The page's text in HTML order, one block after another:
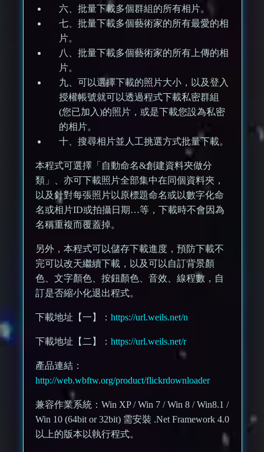
六、批量下載多個群組的所有相片。
七、批量下載多個藝術家的所有最愛的相
片。
八、批量下載多個藝術家的所有上傳的相
片。
九、可以選擇下載的照片大小，以及登入
授權帳號就可以透過程式下載私密群組
(您已加入)的照片，或是下載您設為私密
的相片。
十、搜尋相片並人工挑選方式批量下載。
本程式可選擇「自動命名&創建資料夾做分
類」、亦可下載照片全部集中在同個資料夾，
以及針對每張照片以原標題命名或以數字化命
名或相片ID或拍攝日期…等，下載時不會因為
名稱重複而覆蓋掉。
另外，本程式可以儲存下載進度，預防下載不
完可以改天繼續下載，以及可以自訂背景顏
色、文字顏色、按鈕顏色、音效、線程數，自
訂是否縮小化退出程式。
下載地址【一】：https://url.weils.net/n
下載地址【二】：https://url.weils.net/r
產品連結：
http://web.wbftw.org/product/flickrdownloader
兼容作業系統：Win XP / Win 7 / Win 8 / Win8.1 /
Win 10 (64bit or 32bit) 需安裝 .Net Framework 4.0
以上的版本以執行程式。